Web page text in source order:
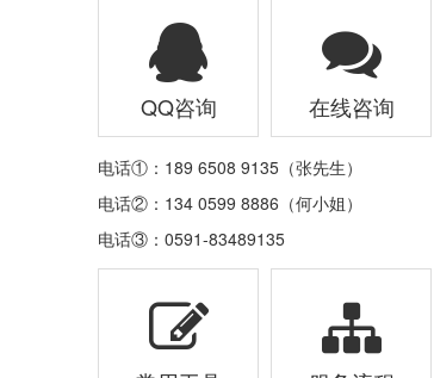
QQ咨询 在线咨询
电话①：189 6508 9135（张先生）
电话②：134 0599 8886（何小姐）
电话③：0591-83489135